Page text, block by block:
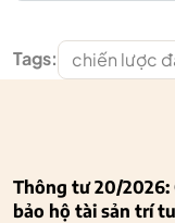
Tags: chiến lược
Thông tư 20/2026:
bảo hộ tài sản trí